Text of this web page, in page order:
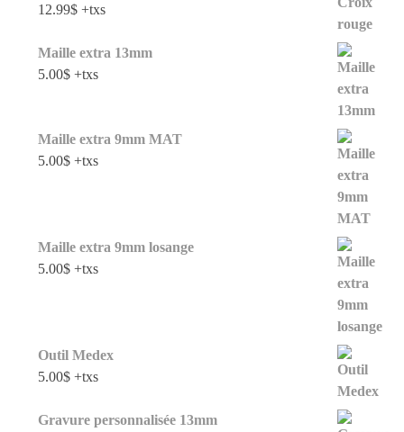
30.00$
12.99$ +txs
Maille extra 13mm
5.00$ +txs
Maille extra 9mm MAT
5.00$ +txs
Maille extra 9mm losange
5.00$ +txs
Outil Medex
5.00$ +txs
Gravure personnalisée 13mm